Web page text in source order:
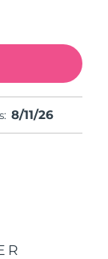
8/11/26